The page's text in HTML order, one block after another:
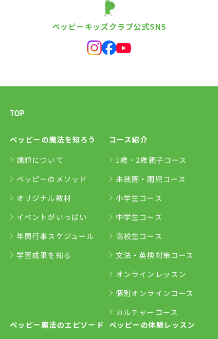
ペッピーキッズクラブ公式SNS
TOP
ペッピーの魔法を知ろう
講師について
ペッピーのメソッド
オリジナル教材
イベントがいっぱい
年間行事スケジュール
学習成果を知る
コース紹介
1歳・2歳親子コース
未就園・園児コース
小学生コース
中学生コース
高校生コース
文法・英検対策コース
オンラインレッスン
個別オンラインコース
カルチャーコース
ペッピー魔法のエピソード
ペッピーの体験レッスン